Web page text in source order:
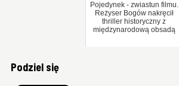
Pojedynek - zwiastun filmu.
Reżyser Bogów nakręcił
thriller historyczny z
międzynarodową obsadą
Podziel się